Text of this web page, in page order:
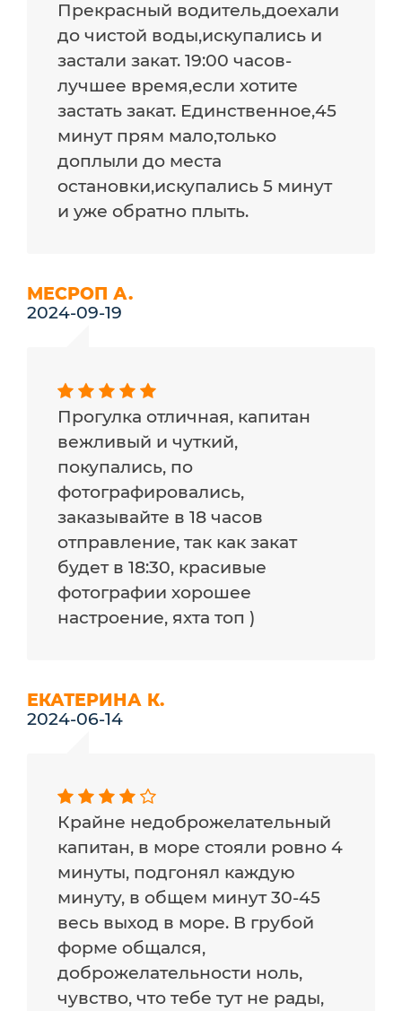
Прекрасный водитель,доехали
до чистой воды,искупались и
застали закат. 19:00 часов-
лучшее время,если хотите
застать закат. Единственное,45
минут прям мало,только
доплыли до места
остановки,искупались 5 минут
и уже обратно плыть.
МЕСРОП А.
2024-09-19
Прогулка отличная, капитан
вежливый и чуткий,
покупались, по
фотографировались,
заказывайте в 18 часов
отправление, так как закат
будет в 18:30, красивые
фотографии хорошее
настроение, яхта топ )
ЕКАТЕРИНА К.
2024-06-14
Крайне недоброжелательный
капитан, в море стояли ровно 4
минуты, подгонял каждую
минуту, в общем минут 30-45
весь выход в море. В грубой
форме общался,
доброжелательности ноль,
чувство, что тебе тут не рады,